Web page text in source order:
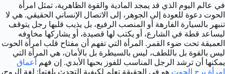
في عالم اليوم الذي قد يمجد المادية والقوة الظاهرية، تمثل امرأة
الحوت دعوة للعودة إلى الجوهر، إلى الاتصال الإنساني الحقيقي. هي لا
تنبهر بالسيارة الفارهة أو المنصب الرفيع، بل يذيب قلبها رجل يتوقف
ليساعد قطة في الشارع، أو يكتب لها قصيدة، أو يشاركها مخاوفه
العميقة تحت ضوء القمر. المرأة التي تفهم أن مفتاح قلب امرأة الحوت
ليس بالقوة بل باللطف، ليس بالسيطرة بل بالأمان، هي المرأة التي
يمكنها أن ترشد الرجل المناسب للفوز بحبها الأبدي. إن فهم
أعماق
امرأة برج الحوت هو في الحقيقة تعلم لكيفية التحدث بلغتها: لغة الروح،